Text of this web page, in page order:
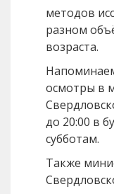
методов
разном
возраста.
осмотры в
до 20:00 в
субботам.
Также